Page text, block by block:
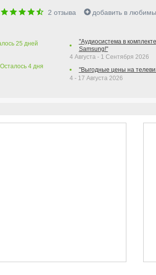
2 отзыва добавить в
25 дней
Осталось 4дня
"Аудиосистема в
Samsung!"
4 Августа - 1 Сентября 2026
"Выгодные цены на
4 - 17 Августа 2026